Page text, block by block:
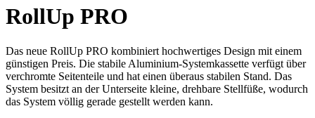
RollUp PRO
Das neue RollUp PRO kombiniert hochwertiges Design mit einem
günstigen Preis. Die stabile Aluminium-Systemkassette verfügt über
verchromte Seitenteile und hat einen überaus stabilen Stand. Das
System besitzt an der Unterseite kleine, drehbare Stellfüße, wodurch
das System völlig gerade gestellt werden kann.